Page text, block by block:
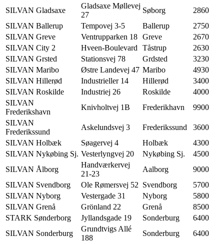
SILVAN Gladsaxe
Gladsaxe Møllevej
27
Søborg
2860
SILVAN Ballerup
Tempovej 3-5 Ballerup
2750
SILVAN Greve
Ventrupparken 18 Greve
2670
SILVAN City 2
Hveen-Boulevard Tåstrup
2630
SILVAN Grsted
Stationsvej 78 Grdsted
3230
SILVAN Maribo
Østre Landevej 47 Maribo
4930
SILVAN Hillerød
Industrieller 14 Hillerød
3400
SILVAN Roskilde
Industriej 26 Roskilde
4000
SILVAN
Frederikshavn
Knivholtvej 1B Frederikhavn
9900
SILVAN
Frederikssund
Askelundsvej 3 Frederikssund
3600
SILVAN Holbæk
Søagervej 4 Holbæk
4300
SILVAN Nykøbing Sj. Vesterlyngvej 20 Nykøbing Sj.
4500
SILVAN Ålborg
Handværkervej
21-23
Aalborg
9000
SILVAN Svendborg
Ole Rømersvej 52 Svendborg
5700
SILVAN Nyborg
Vestergade 31 Nyborg
5800
SILVAN Grenå
Grönland 22 Grenå
8500
STARK Sønderborg
Jyllandsgade 19 Sonderburg
6400
SILVAN Sonderburg
Grundtvigs Allé
188
Sonderburg
6400